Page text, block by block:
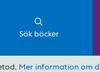
Sök böcker
Mer information om